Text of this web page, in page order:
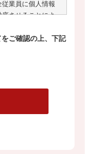
業員に個人情報
させることによ
。
つ最新の状態に
し個人情報の厳
ご確認の上、下記